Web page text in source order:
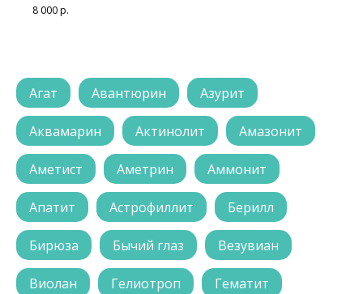
8 000р.
Агат Авантюрин Азурит
Аквамарин Актинолит Амазонит
Аметист Аметрин Аммонит
Апатит Астрофиллит Берилл
Бирюза Бычий глаз Везувиан
Виолан Гелиотроп Гематит